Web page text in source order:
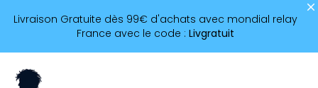
Livraison Gratuite dès 99€ d'achats avec mondial relay
France avec le code : Livgratuit